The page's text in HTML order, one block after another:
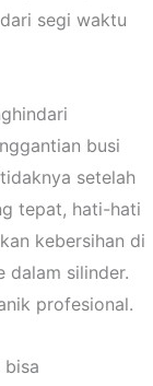
segi waktu
busi
setelah
tepat, hati-hati
kebersihan di
dalam silinder.
profesional.
bisa